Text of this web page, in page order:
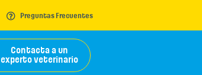
Preguntas Frecuentes
Contacta a un
experto veterinario